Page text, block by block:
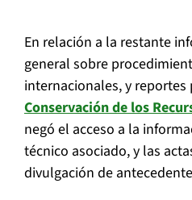
En relación a la restante
general sobre
internacionales, y
Conservación de los
negó el acceso a la
técnico asociado, y las
divulgación de